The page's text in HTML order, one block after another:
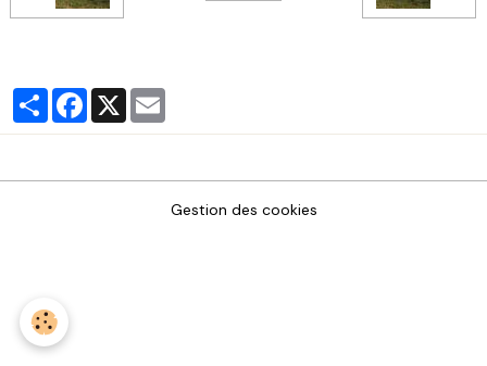
PartagerFacebook
X
Gestion des cookies